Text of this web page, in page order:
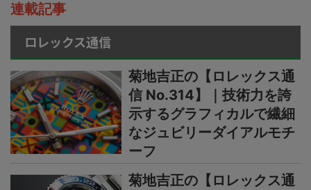
連載記事
ロレックス通信
菊地吉正の【ロレックス通
信 No.314】｜技術力を誇
示するグラフィカルで繊細
なジュビリーダイアルモチ
ーフ
菊地吉正の【ロレックス通